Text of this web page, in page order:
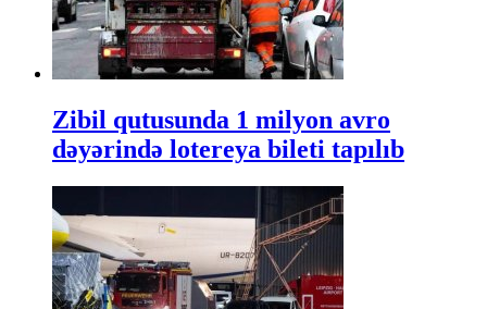
Zibil qutusunda 1 milyon avro
dəyərində lotereya bileti tapılıb